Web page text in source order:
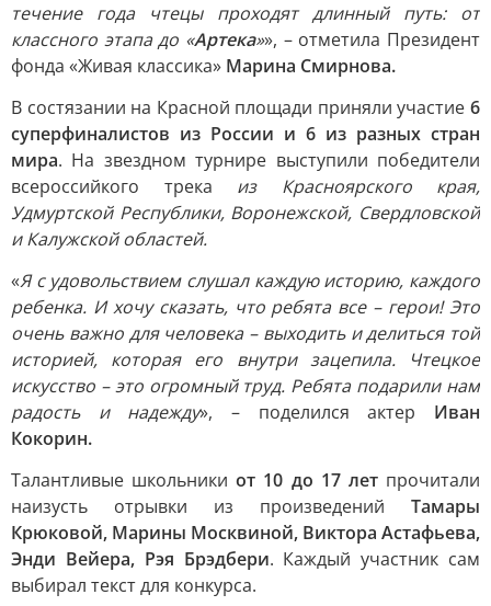
течение года чтецы проходят длинный путь: от
классного этапа до «Артека»», – отметила Президент
фонда «Живая классика» Марина Смирнова.
В состязании на Красной площади приняли участие 6
суперфиналистов из России и 6 из разных стран
мира. На звездном турнире выступили победители
всероссийкого трека из Красноярского края,
Удмуртской Республики, Воронежской, Свердловской
и Калужской областей.
«Я с удовольствием слушал каждую историю, каждого
ребенка. И хочу сказать, что ребята все – герои! Это
очень важно для человека – выходить и делиться той
историей, которая его внутри зацепила. Чтецкое
искусство – это огромный труд. Ребята подарили нам
радость и надежду», – поделился актер Иван
Кокорин.
Талантливые школьники от 10 до 17 летпрочитали
наизусть отрывки из произведений Тамары
Крюковой, Марины Москвиной, Виктора Астафьева,
Энди Вейера, Рэя Брэдбери. Каждый участник сам
выбирал текст для конкурса.